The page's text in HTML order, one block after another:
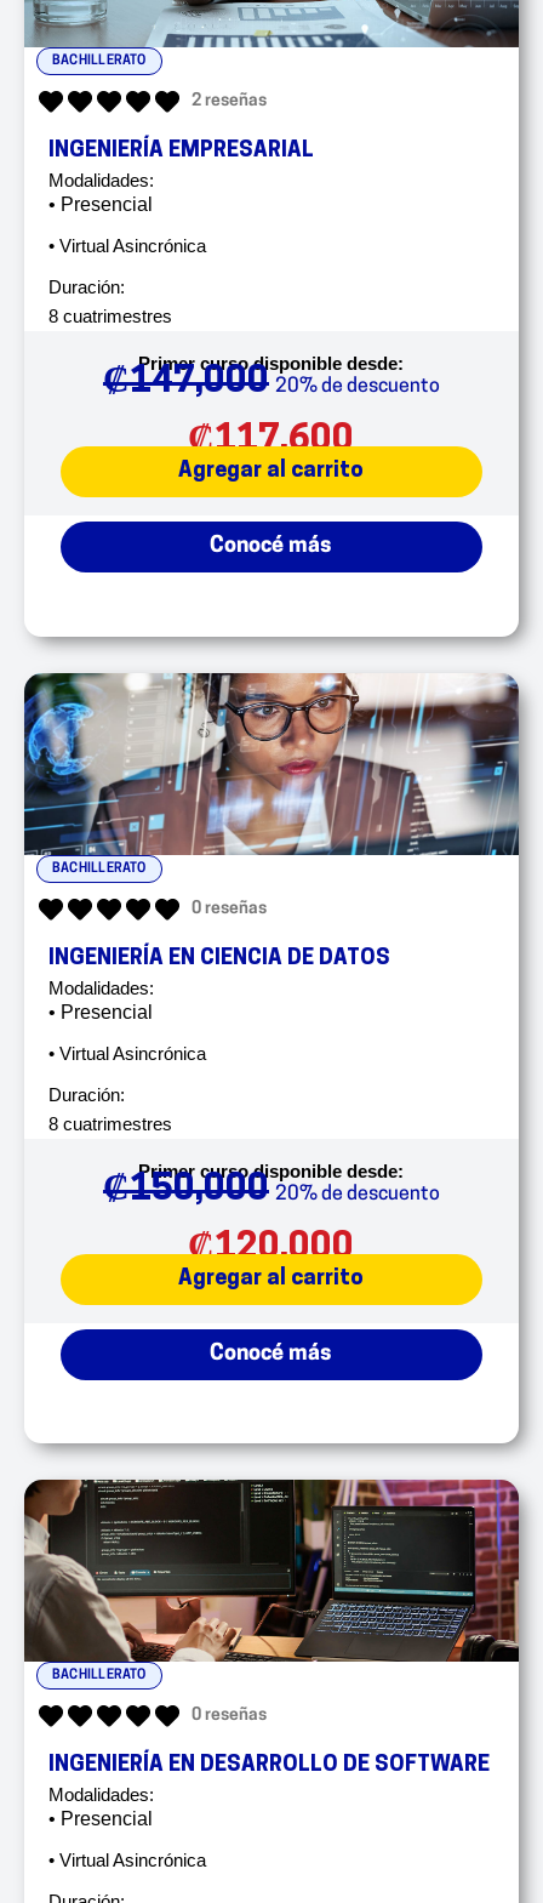
BACHILLERATO
2 reseñas
INGENIERÍA EMPRESARIAL
Modalidades:
• Presencial
• Virtual Asincrónica
Duración:
8 cuatrimestres
Primer curso disponible desde:
₡147,000 20% de descuento
₡117,600
Agregar al carrito
Conocé más
BACHILLERATO
0 reseñas
INGENIERÍA EN CIENCIA DE DATOS
Modalidades:
• Presencial
• Virtual Asincrónica
Duración:
8 cuatrimestres
Primer curso disponible desde:
₡150,000 20% de descuento
₡120,000
Agregar al carrito
Conocé más
BACHILLERATO
0 reseñas
INGENIERÍA EN DESARROLLO DE SOFTWARE
Modalidades:
• Presencial
• Virtual Asincrónica